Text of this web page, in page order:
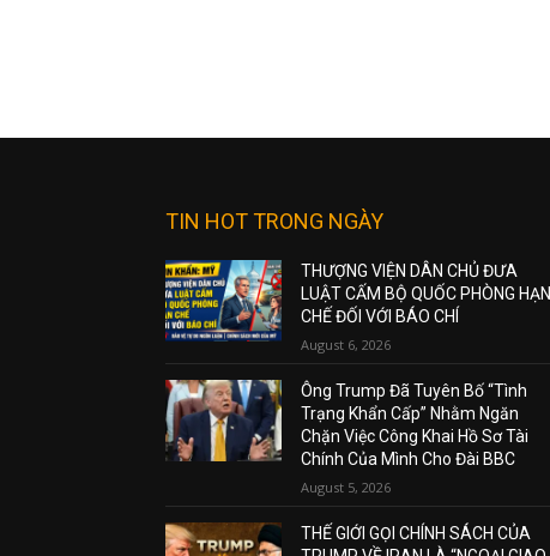
TIN HOT TRONG NGÀY
THƯỢNG VIỆN DÂN CHỦ ĐƯA
LUẬT CẤM BỘ QUỐC PHÒNG HẠN
CHẾ ĐỐI VỚI BÁO CHÍ
August 6, 2026
Ông Trump Đã Tuyên Bố “Tình
Trạng Khẩn Cấp” Nhằm Ngăn
Chặn Việc Công Khai Hồ Sơ Tài
Chính Của Mình Cho Đài BBC
August 5, 2026
THẾ GIỚI GỌI CHÍNH SÁCH CỦA